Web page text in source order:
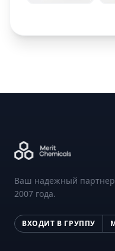
Ваш надежный партнер
2007 года.
ВХОДИТ В ГРУППУ